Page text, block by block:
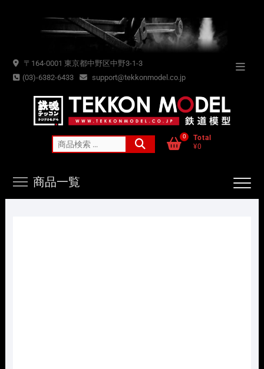
〒164-0001 東京都中野区中野3-1-3
(03)-6382-6433
support@tekkonmodel.co.jp
索
0
Total
¥0
商品一覧